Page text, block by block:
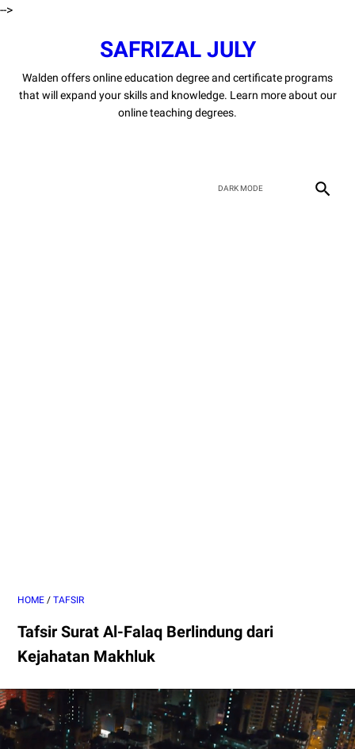
-->
SAFRIZAL JULY
Walden offers online education degree and certificate programs
that will expand your skills and knowledge. Learn more about our
online teaching degrees.
HOME / TAFSIR
Tafsir Surat Al-Falaq Berlindung dari
Kejahatan Makhluk